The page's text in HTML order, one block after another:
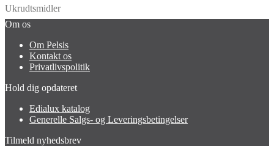
Ukrudtsmidler
Om os
Om Pelsis
Kontakt os
Privatlivspolitik
Hold dig opdateret
Edialux katalog
Generelle Salgs- og Leveringsbetingelser
Tilmeld nyhedsbrev